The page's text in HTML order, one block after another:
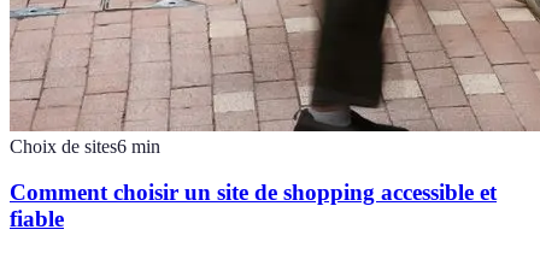
Choix de sites6 min
Comment choisir un site de shopping accessible et
fiable